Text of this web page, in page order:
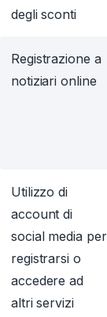
degli sconti
Registrazione a
notiziari online
Utilizzo di
account di
social media per
registrarsi o
accedere ad
altri servizi